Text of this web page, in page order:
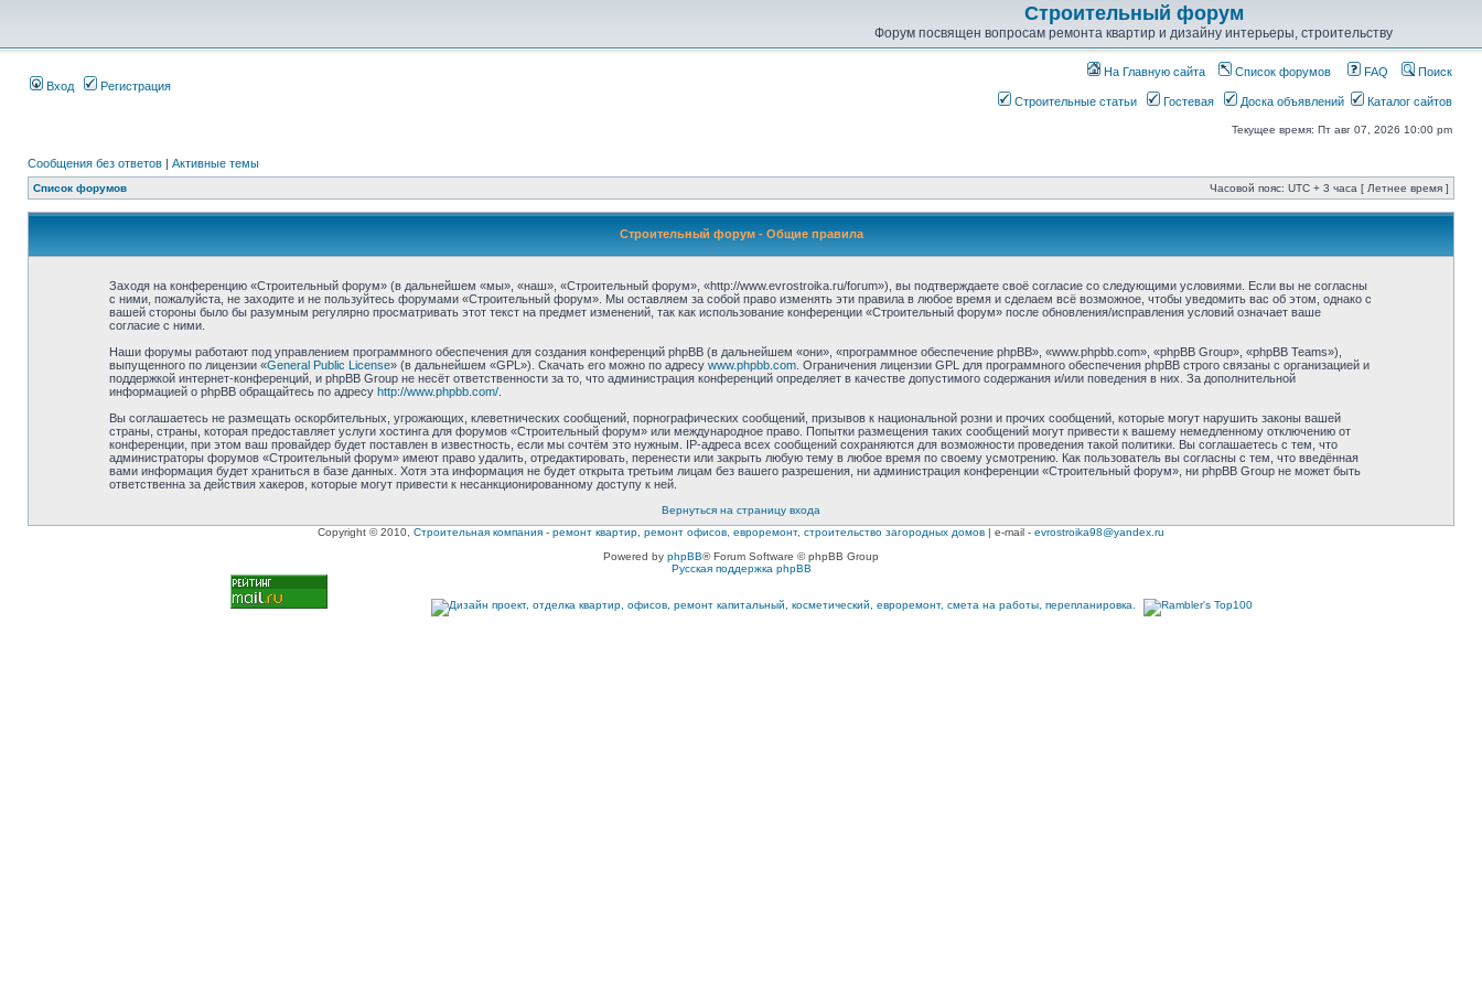
Строительный форум
Форум посвящен вопросам ремонта квартир и дизайну интерьеры, строительству
Вход Регистрация
На Главную сайта Список форумов FAQ Поиск
Строительные статьи Гостевая Доска объявлений Каталог сайтов
Текущее время: Пт авг 07, 2026 10:00 pm
Сообщения без ответов | Активные темы
Список форумов Часовой пояс: UTC + 3 часа [ Летнее время ]
Строительный форум - Общие правила
Заходя на конференцию «Строительный форум» (в дальнейшем «мы», «наш», «Строительный форум», «http://www.evrostroika.ru/forum»), вы подтверждаете своё согласие со следующими условиями. Если вы не согласны
с ними, пожалуйста, не заходите и не пользуйтесь форумами «Строительный форум». Мы оставляем за собой право изменять эти правила в любое время и сделаем всё возможное, чтобы уведомить вас об этом, однако с
вашей стороны было бы разумным регулярно просматривать этот текст на предмет изменений, так как использование конференции «Строительный форум» после обновления/исправления условий означает ваше
согласие с ними.
Наши форумы работают под управлением программного обеспечения для создания конференций phpBB (в дальнейшем «они», «программное обеспечение phpBB», «www.phpbb.com», «phpBB Group», «phpBB Teams»),
выпущенного по лицензии «General Public License» (в дальнейшем «GPL»). Скачать его можно по адресу www.phpbb.com. Ограничения лицензии GPL для программного обеспечения phpBB строго связаны с организацией и
поддержкой интернет-конференций, и phpBB Group не несёт ответственности за то, что администрация конференций определяет в качестве допустимого содержания и/или поведения в них. За дополнительной
информацией о phpBB обращайтесь по адресу http://www.phpbb.com/.
Вы соглашаетесь не размещать оскорбительных, угрожающих, клеветнических сообщений, порнографических сообщений, призывов к национальной розни и прочих сообщений, которые могут нарушить законы вашей
страны, страны, которая предоставляет услуги хостинга для форумов «Строительный форум» или международное право. Попытки размещения таких сообщений могут привести к вашему немедленному отключению от
конференции, при этом ваш провайдер будет поставлен в известность, если мы сочтём это нужным. IP-адреса всех сообщений сохраняются для возможности проведения такой политики. Вы соглашаетесь с тем, что
администраторы форумов «Строительный форум» имеют право удалить, отредактировать, перенести или закрыть любую тему в любое время по своему усмотрению. Как пользователь вы согласны с тем, что введённая
вами информация будет храниться в базе данных. Хотя эта информация не будет открыта третьим лицам без вашего разрешения, ни администрация конференции «Строительный форум», ни phpBB Group не может быть
ответственна за действия хакеров, которые могут привести к несанкционированному доступу к ней.
Вернуться на страницу входа
Copyright © 2010, Строительная компания - ремонт квартир, ремонт офисов, евроремонт, строительство загородных домов | e-mail - evrostroika98@yandex.ru
Powered by phpBB® Forum Software © phpBB Group
Русская поддержка phpBB